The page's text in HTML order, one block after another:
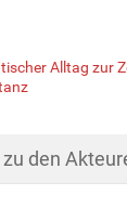
Alltag zur
den